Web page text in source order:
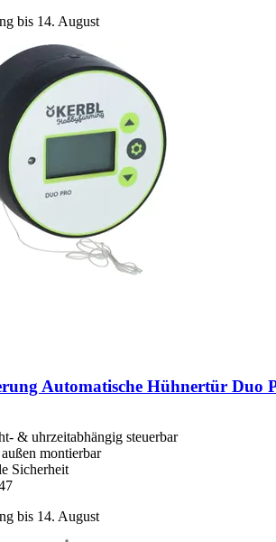
bis 14. August
Automatische Hühnertür Duo
& uhrzeitabhängig steuerbar
montierbar
Sicherheit
bis 14. August